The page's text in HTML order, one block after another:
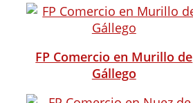
FP Comercio en Murillo de
Gállego